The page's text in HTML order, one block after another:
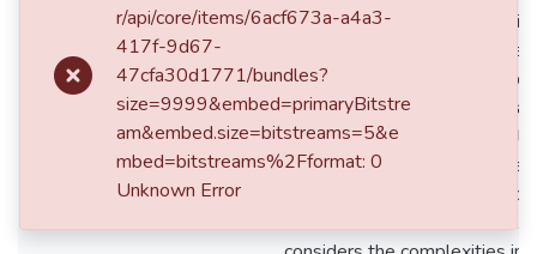
dc.description.abstract
significant economic factors
Medellín. The research
this economic activity and the
applicable in Colombia, with a
Medellin. In addition, the
taxation will be explored,
difficulties for the effective
in relation to these activities.
r/api/core/items/6acf673a-a4a3-
417f-9d67-
47cfa30d1771/bundles?
size=9999&embed=primaryBitstre
am&embed.size=bitstreams=5&e
mbed=bitstreams%2Fformat: 0
Unknown Error